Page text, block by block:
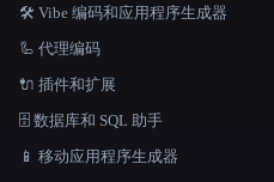
🛠️ Vibe 编码和应用程序生成器
🦾 代理编码
🔌 插件和扩展
🗄️ 数据库和 SQL 助手
📱 移动应用程序生成器